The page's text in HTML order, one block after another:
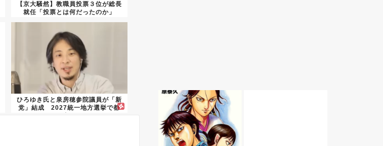
【京大騒然】教職員投票３位が総長
就任「投票とは何だったのか」
ひろゆき氏と泉房穂参院議員が「新
党」結成 2027統一地方選挙で都